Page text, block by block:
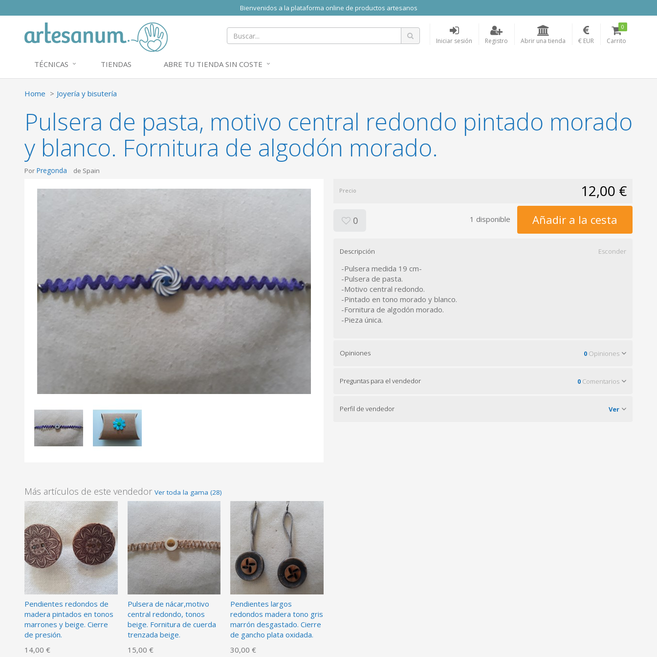
Bienvenidos a la plataforma online de productos artesanos
Iniciar sesión Registro Abrir una tienda € EUR Carrito
0
TÉCNICAS TIENDAS ABRE TU TIENDA SIN COSTE
Home Joyería y bisutería
Pulsera de pasta, motivo central redondo pintado morado
y blanco. Fornitura de algodón morado.
Por Pregonda de Spain
Más artículos de este vendedor Ver toda la gama (28)
Pendientes redondos de
madera pintados en tonos
marrones y beige. Cierre
de presión.
14,00 €
Pulsera de nácar,motivo
central redondo, tonos
beige. Fornitura de cuerda
trenzada beige.
15,00 €
Pendientes largos
redondos madera tono gris
marrón desgastado. Cierre
de gancho plata oxidada.
30,00 €
Precio 12,00 €
0 1 disponible Añadir a la cesta
Descripción Esconder
-Pulsera medida 19 cm-
-Pulsera de pasta.
-Motivo central redondo.
-Pintado en tono morado y blanco.
-Fornitura de algodón morado.
-Pieza única.
Opiniones 0 Opiniones
Preguntas para el vendedor 0 Comentarios
Perfil de vendedor Ver